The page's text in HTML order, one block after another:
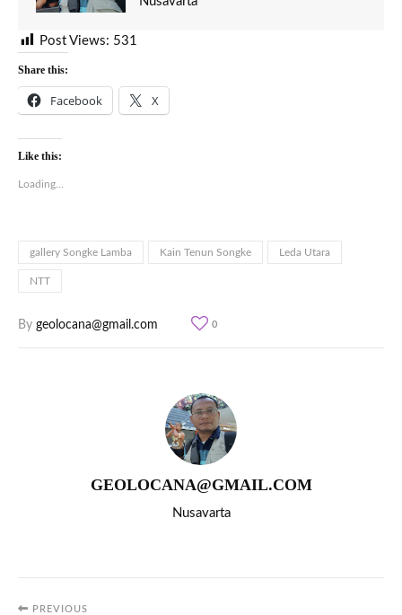
Post Views: 531
Share this:
Facebook X
Like this:
Loading...
gallery Songke Lamba Kain Tenun Songke Leda Utara
NTT
By geolocana@gmail.com 0
GEOLOCANA@GMAIL.COM
Nusavarta
PREVIOUS